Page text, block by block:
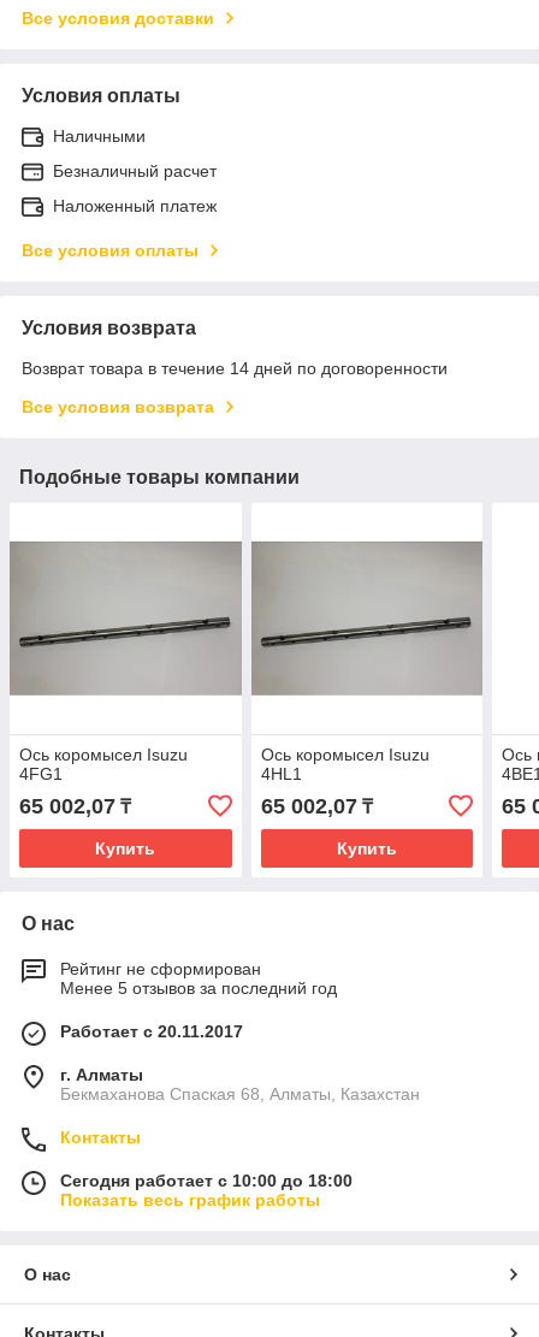
Все условия доставки
Условия оплаты
Наличными
Безналичный расчет
Наложенный платеж
Все условия оплаты
Условия возврата
Возврат товара в течение 14 дней по договоренности
Все условия возврата
Подобные товары компании
Ось коромысел Isuzu
4FG1
65 002,07 ₸
Купить
Ось коромысел Isuzu
4HL1
65 002,07₸
Купить
Ось
65
О нас
Рейтинг не сформирован
Менее 5 отзывов за последний год
Работает с 20.11.2017
г. Алматы
Бекмаханова Спаская 68, Алматы, Казахстан
Контакты
Сегодня работает с 10:00 до 18:00
Показать весь график работы
О нас